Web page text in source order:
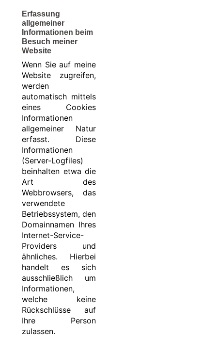
Erfassung
allgemeiner
Informationen beim
Besuch meiner
Website
Wenn Sie auf meine
Website zugreifen,
werden
automatisch mittels
eines Cookies
Informationen
allgemeiner Natur
erfasst. Diese
Informationen
(Server-Logfiles)
beinhalten etwa die
Art des
Webbrowsers, das
verwendete
Betriebssystem, den
Domainnamen Ihres
Internet-Service-
Providers und
ähnliches. Hierbei
handelt es sich
ausschließlich um
Informationen,
welche keine
Rückschlüsse auf
Ihre Person
zulassen.